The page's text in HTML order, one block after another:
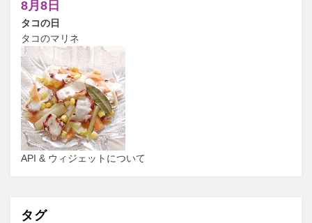
8月8日
タコの日
タコのマリネ
API & ウィジェットについて
タグ